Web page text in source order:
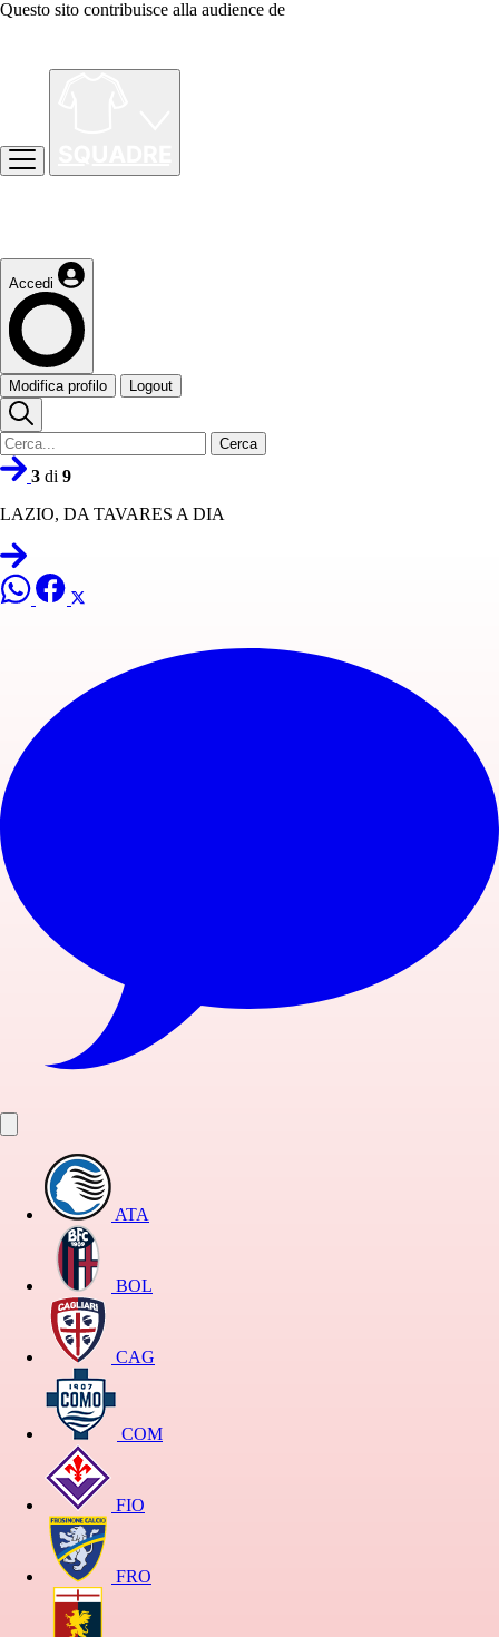
Questo sito contribuisce alla audience de
Accedi
Modifica profilo Logout
Cerca
3 di 9
LAZIO, DA TAVARES A DIA
ATA
BOL
CAG
COM
FIO
FRO